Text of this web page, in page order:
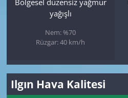
yağışlı
Nem: %70
Rüzgar: 40 km/h
Ilgın Hava Kalitesi